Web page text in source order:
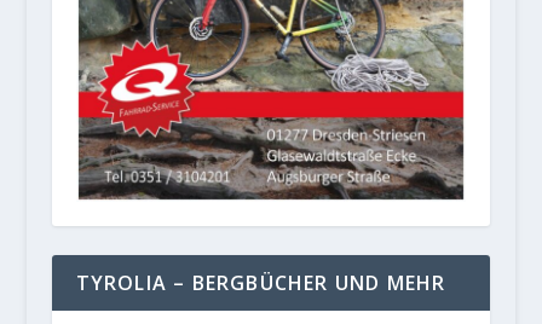
TYROLIA – BERGBÜCHER UND MEHR